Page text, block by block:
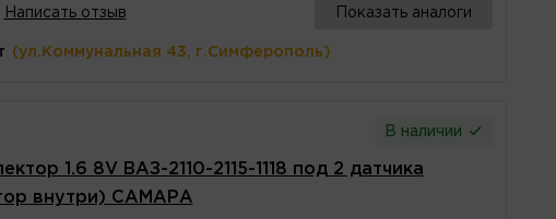
Написать отзыв Показать аналоги
(ул.Коммунальная 43, г.Симферополь)
В наличии
1.6 8V ВАЗ-2110-2115-1118 под 2 датчика
внутри) САМАРА